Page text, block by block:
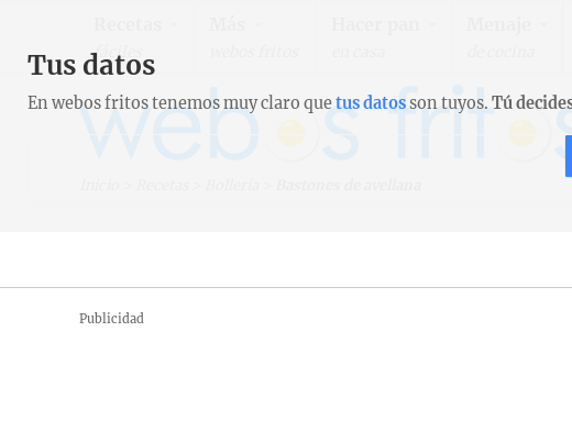
fáciles
Publicidad
Tus datos
En webos fritos tenemos muy claro quetus datosson tuyos. Tú